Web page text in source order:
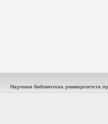
Научная библиотека университета